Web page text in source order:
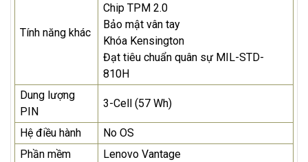
Tính năng khác
Chip TPM 2.0
Bảo mật vân tay
Khóa Kensington
Đạt tiêu chuẩn quân sự MIL-STD-
810H
Dung lượng
PIN
3-Cell (57 Wh)
Hệ điều hành
No OS
Phần mềm
Lenovo Vantage